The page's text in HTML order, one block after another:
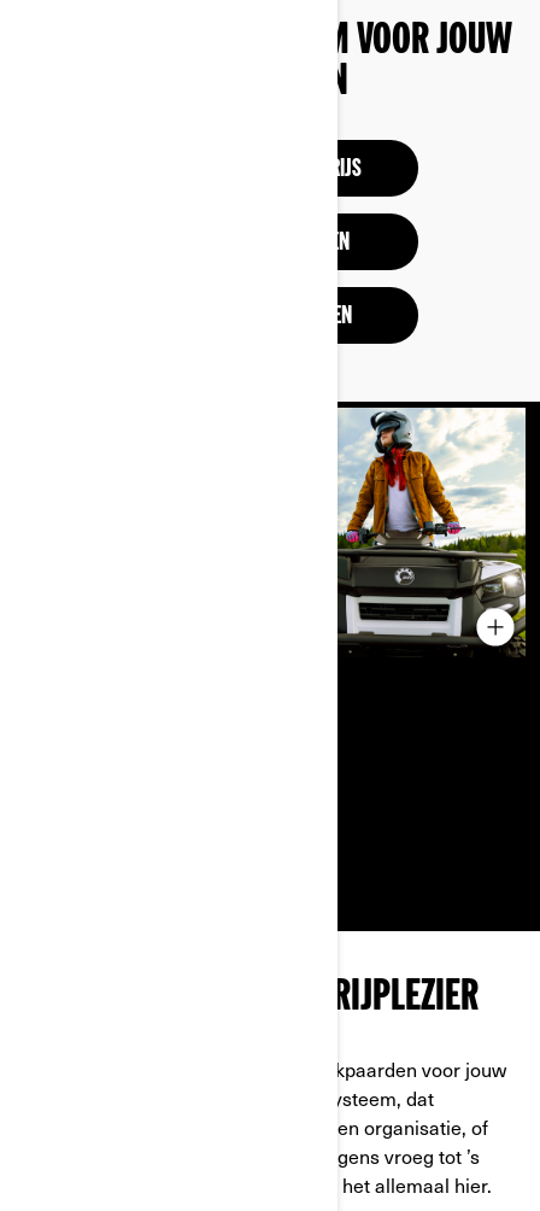
ZOEK DE JUISTE CAN-AM VOOR JOUW
BEHOEFTEN
CONFIGURATIE EN PRIJS
TESTRIT AANVRAGEN
OFFERTE AANVRAGEN
KIES VOOR ELEKTRISCH RIJPLEZIER
Can-Am-accessoires verbeteren werkpaarden voor jouw
gemak. Of het nu gaat om het LinQ-systeem, dat
voertuigen optimaliseert voor opslag en organisatie, of
goede koplampen zodat je van ’s morgens vroeg tot ’s
avonds laat kunt doorwerken, je vindt het allemaal hier.